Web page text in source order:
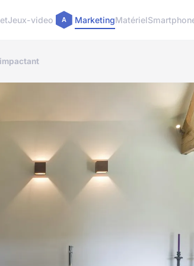
Jeux-video MarketingMatériel